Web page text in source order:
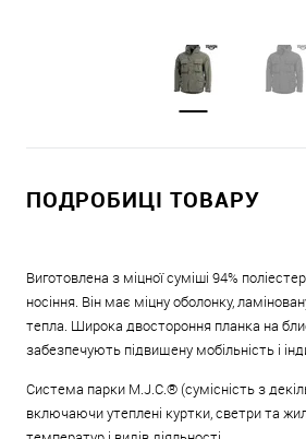
ПОДРОБИЦІ ТОВАРУ
Виготовлена з міцної суміші 94%
носіння. Він має міцну оболонку,
тепла. Широка двостороння планка на
забезпечують підвищену мобільність і
Система парки M.J.C.® (сумісність з
включаючи утеплені куртки, светри та